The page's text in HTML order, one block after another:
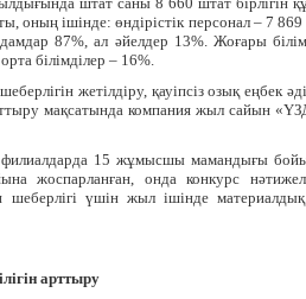
оның ішінде: өндірістік персонал – 7
87%, ал әйелдер 13%. Жоғары
білімділер – 16%.
жетілдіру, қауіпсіз озық еңбек
мақсатында компания жыл сайын
филиалдарда 15 жұмысшы мамандығы
жоспарланған, онда конкурс
шеберлігі үшін жыл ішінде
арттыру